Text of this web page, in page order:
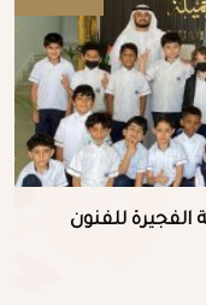
الفجيرة للفنون